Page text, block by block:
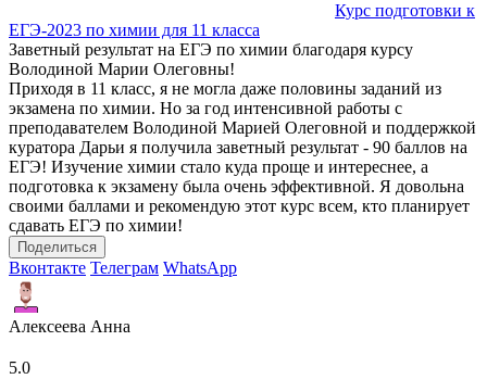
Курс подготовки к
ЕГЭ-2023 по химии для 11 класса
Заветный результат на ЕГЭ по химии благодаря курсу
Володиной Марии Олеговны!
Приходя в 11 класс, я не могла даже половины заданий из
экзамена по химии. Но за год интенсивной работы с
преподавателем Володиной Марией Олеговной и поддержкой
куратора Дарьи я получила заветный результат - 90 баллов на
ЕГЭ! Изучение химии стало куда проще и интереснее, а
подготовка к экзамену была очень эффективной. Я довольна
своими баллами и рекомендую этот курс всем, кто планирует
сдавать ЕГЭ по химии!
Поделиться
Вконтакте Телеграм WhatsApp
Алексеева Анна
5.0